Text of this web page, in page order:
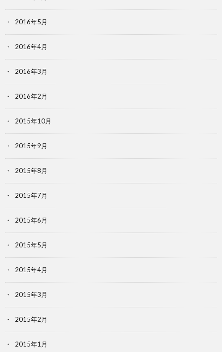
2016年5月
2016年4月
2016年3月
2016年2月
2015年10月
2015年9月
2015年8月
2015年7月
2015年6月
2015年5月
2015年4月
2015年3月
2015年2月
2015年1月